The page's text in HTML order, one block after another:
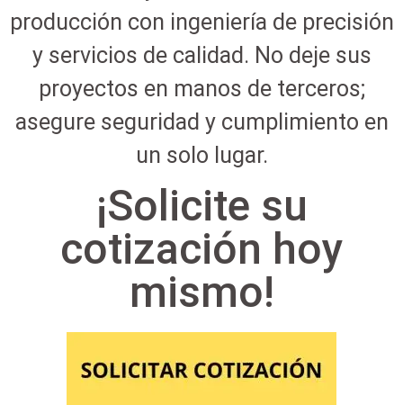
producción con ingeniería de precisión
y servicios de calidad. No deje sus
proyectos en manos de terceros;
asegure seguridad y cumplimiento en
un solo lugar.
¡Solicite su
cotización hoy
mismo!